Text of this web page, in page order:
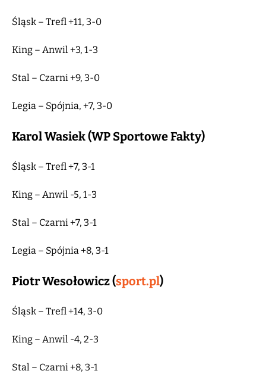
Śląsk – Trefl +11, 3-0
King – Anwil +3, 1-3
Stal – Czarni +9, 3-0
Legia – Spójnia, +7, 3-0
Karol Wasiek (WP Sportowe Fakty)
Śląsk – Trefl +7, 3-1
King – Anwil -5, 1-3
Stal – Czarni +7, 3-1
Legia – Spójnia +8, 3-1
Piotr Wesołowicz (sport.pl)
Śląsk – Trefl +14, 3-0
King – Anwil -4, 2-3
Stal – Czarni +8, 3-1